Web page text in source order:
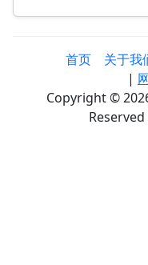
首页 关于我
|
Copyright ©
Reserved